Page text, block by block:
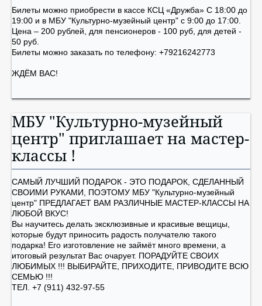
Билеты можно приобрести в кассе КСЦ «Дружба» С 18:00 до
19:00 и в МБУ "Культурно-музейный центр" с 9:00 до 17:00.
Цена – 200 рублей, для пенсионеров - 100 руб, для детей -
50 руб.
Билеты можно заказать по телефону: +79216242773
ЖДЁМ ВАС!
МБУ "Культурно-музейный
центр" приглашает на мастер-
классы !
САМЫЙ ЛУЧШИЙ ПОДАРОК - ЭТО ПОДАРОК, СДЕЛАННЫЙ
СВОИМИ РУКАМИ, ПОЭТОМУ МБУ "Культурно-музейный
центр" ПРЕДЛАГАЕТ ВАМ РАЗЛИЧНЫЕ МАСТЕР-КЛАССЫ НА
ЛЮБОЙ ВКУС!
Вы научитесь делать эксклюзивные и красивые вещицы,
которые будут приносить радость получателю такого
подарка! Его изготовление не займёт много времени, а
итоговый результат Вас очарует. ПОРАДУЙТЕ СВОИХ
ЛЮБИМЫХ !!! ВЫБИРАЙТЕ, ПРИХОДИТЕ, ПРИВОДИТЕ ВСЮ
СЕМЬЮ !!!
ТЕЛ. +7 (911) 432-97-55